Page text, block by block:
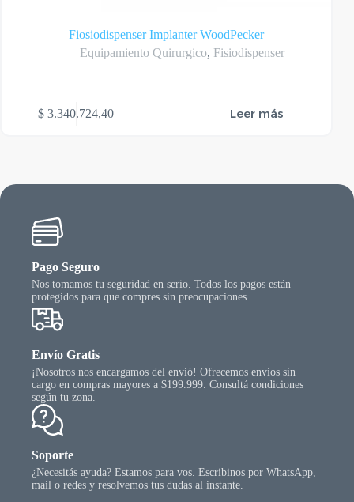
Fiosiodispenser Implanter WoodPecker
Equipamiento Quirurgico, Fisiodispenser
$ 3.340.724,40 Leer más
Pago Seguro
Nos tomamos tu seguridad en serio. Todos los pagos están
protegidos para que compres sin preocupaciones.
Envío Gratis
¡Nosotros nos encargamos del envió! Ofrecemos envíos sin
cargo en compras mayores a $199.999. Consultá condiciones
según tu zona.
Soporte
¿Necesitás ayuda? Estamos para vos. Escribinos por WhatsApp,
mail o redes y resolvemos tus dudas al instante.